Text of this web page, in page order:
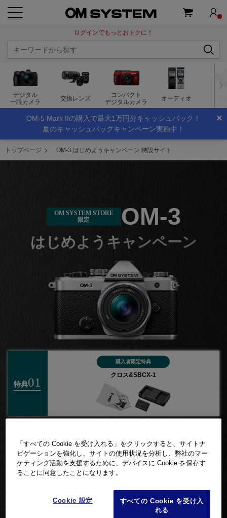
ログインでもっとおトクに！
デジタル
一眼カメラ
交換レンズ
コンパクト
デジタルカメラ
オーディオ
×
OM-5 Mark IIの購入で最大1万円分キャッシュバック！
夏のキャッシュバックキャンペーン実施中！
トップページ OM-3 はじめようキャンペーン 特設サイト
OM SYSTEM STORE
限定
OM-3
はじめようキャンペーン
特典01
購入者限定特典
クロス&SBCX-1
特典02 OM-3関連アクセサリー
20%OFFクーポン
最大95,000 円
「すべての Cookie を受け入れる」をクリックすると、サイトナ
ビゲーションを強化し、サイトの使用状況を分析し、弊社のマー
ケティング活動を支援するために、デバイスに Cookie を保存す
ることに同意したことになります。
Cookie 設定
すべての Cookie を受け入
れる